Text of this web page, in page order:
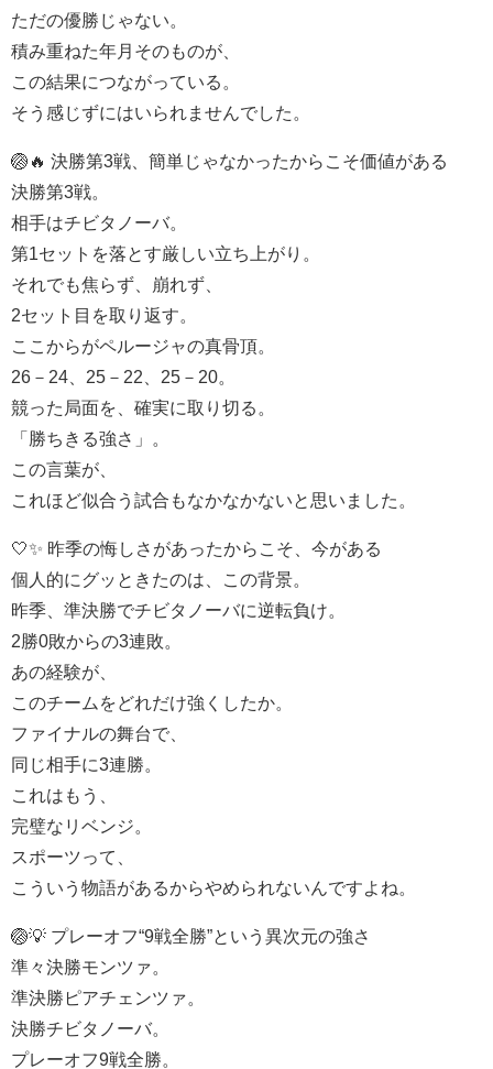
ただの優勝じゃない。
積み重ねた年月そのものが、
この結果につながっている。
そう感じずにはいられませんでした。
🏐🔥 決勝第3戦、簡単じゃなかったからこそ価値がある
決勝第3戦。
相手はチビタノーバ。
第1セットを落とす厳しい立ち上がり。
それでも焦らず、崩れず、
2セット目を取り返す。
ここからがペルージャの真骨頂。
26－24、25－22、25－20。
競った局面を、確実に取り切る。
「勝ちきる強さ」。
この言葉が、
これほど似合う試合もなかなかないと思いました。
🤍✨ 昨季の悔しさがあったからこそ、今がある
個人的にグッときたのは、この背景。
昨季、準決勝でチビタノーバに逆転負け。
2勝0敗からの3連敗。
あの経験が、
このチームをどれだけ強くしたか。
ファイナルの舞台で、
同じ相手に3連勝。
これはもう、
完璧なリベンジ。
スポーツって、
こういう物語があるからやめられないんですよね。
🏐💡 プレーオフ“9戦全勝”という異次元の強さ
準々決勝モンツァ。
準決勝ピアチェンツァ。
決勝チビタノーバ。
プレーオフ9戦全勝。